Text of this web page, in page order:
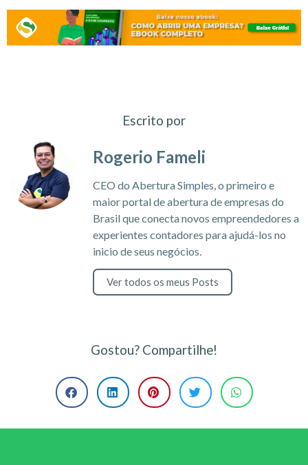
Escrito por
Rogerio Fameli
CEO do Abertura Simples, o primeiro e
maior portal de abertura de empresas do
Brasil que conecta novos empreendedores a
experientes contadores para ajudá-los no
inicio de seus negócios.
Ver todos os meus Posts
Gostou? Compartilhe!